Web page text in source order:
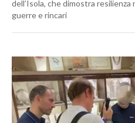
dell’Isola, che dimostra
guerre e rincari